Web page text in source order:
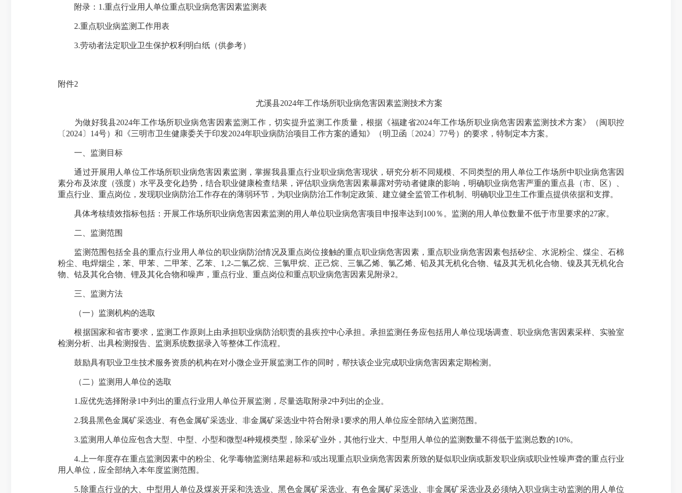
附录：1.重点行业用人单位重点职业病危害因素监测表
2.重点职业病监测工作用表
3.劳动者法定职业卫生保护权利明白纸（供参考）
附件2
尤溪县2024年工作场所职业病危害因素监测技术方案
为做好我县2024年工作场所职业病危害因素监测工作，切实提升监测工作质量，根据《福建省2024年工作场所职业病危害因素监测技术方案》（闽职控
〔2024〕14号）和《三明市卫生健康委关于印发2024年职业病防治项目工作方案的通知》（明卫函〔2024〕77号）的要求，特制定本方案。
一、监测目标
通过开展用人单位工作场所职业病危害因素监测，掌握我县重点行业职业病危害现状，研究分析不同规模、不同类型的用人单位工作场所中职业病危害因
素分布及浓度（强度）水平及变化趋势，结合职业健康检查结果，评估职业病危害因素暴露对劳动者健康的影响，明确职业病危害严重的重点县（市、区）、
重点行业、重点岗位，发现职业病防治工作存在的薄弱环节，为职业病防治工作制定政策、建立健全监管工作机制、明确职业卫生工作重点提供依据和支撑。
具体考核绩效指标包括：开展工作场所职业病危害因素监测的用人单位职业病危害项目申报率达到100％。监测的用人单位数量不低于市里要求的27家。
二、监测范围
监测范围包括全县的重点行业用人单位的职业病防治情况及重点岗位接触的重点职业病危害因素，重点职业病危害因素包括矽尘、水泥粉尘、煤尘、石棉
粉尘、电焊烟尘，苯、甲苯、二甲苯、乙苯、1,2-二氯乙烷、三氯甲烷、正己烷、三氯乙烯、氯乙烯、铅及其无机化合物、锰及其无机化合物、镍及其无机化合
物、钴及其化合物、锂及其化合物和噪声，重点行业、重点岗位和重点职业病危害因素见附录2。
三、监测方法
（一）监测机构的选取
根据国家和省市要求，监测工作原则上由承担职业病防治职责的县疾控中心承担。承担监测任务应包括用人单位现场调查、职业病危害因素采样、实验室
检测分析、出具检测报告、监测系统数据录入等整体工作流程。
鼓励具有职业卫生技术服务资质的机构在对小微企业开展监测工作的同时，帮扶该企业完成职业病危害因素定期检测。
（二）监测用人单位的选取
1.应优先选择附录1中列出的重点行业用人单位开展监测，尽量选取附录2中列出的企业。
2.我县黑色金属矿采选业、有色金属矿采选业、非金属矿采选业中符合附录1要求的用人单位应全部纳入监测范围。
3.监测用人单位应包含大型、中型、小型和微型4种规模类型，除采矿业外，其他行业大、中型用人单位的监测数量不得低于监测总数的10%。
4.上一年度存在重点监测因素中的粉尘、化学毒物监测结果超标和/或出现重点职业病危害因素所致的疑似职业病或新发职业病或职业性噪声聋的重点行业
用人单位，应全部纳入本年度监测范围。
5.除重点行业的大、中型用人单位及煤炭开采和洗选业、黑色金属矿采选业、有色金属矿采选业、非金属矿采选业及必须纳入职业病主动监测的用人单位